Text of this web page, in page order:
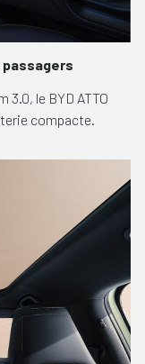
3.0, le BYD ATTO
compacte.